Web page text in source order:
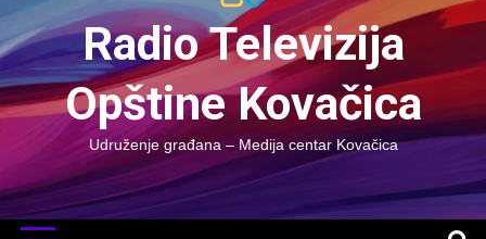
Radio Televizija
Opštine Kovačica
Udruženje građana – Medija centar Kovačica